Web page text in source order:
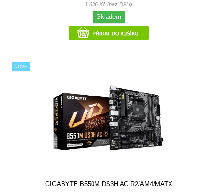
1 636 Kč (bez DPH)
Skladem
NOVÉ
GIGABYTE B550M DS3H AC R2/AM4/MATX